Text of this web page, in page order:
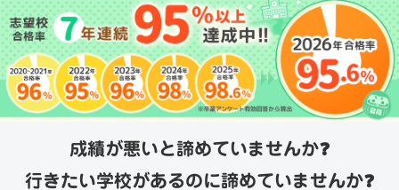
成績が悪いと諦めていませんか❓
行きたい学校があるのに諦めていませんか❓